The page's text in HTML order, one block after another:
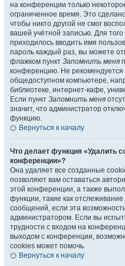
на конференции только
ограниченное время. Это
чтобы никто другой не смог
вашей учётной записью. Для
приходилось вводить имя
пароль каждый раз, вы можете
флажком пункт Запомнить меня
конференцию. Не рекомендуется
общедоступном компьютере,
библиотеке, интернет-кафе,
Если пункт Запомнить меня
значит, что администратор
функцию.
Вернуться к началу
Что делает функция «Удалить
конференции»?
Она удаляет все созданные
позволяют вам оставаться
этой конференции, а также
функции, такие как
сообщений, если эта
администратором. Если вы
трудности с входом на
выходом с конференции,
cookies может помочь.
Вернуться к началу